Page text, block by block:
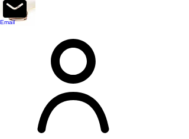
top of page
Email